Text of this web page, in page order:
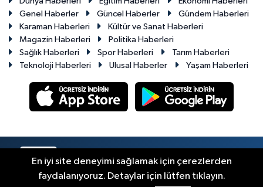
Genel Haberler
Güncel Haberler
Gündem Haberleri
Karaman Haberleri
Kültür ve Sanat Haberleri
Magazin Haberleri
Politika Haberleri
Sağlık Haberleri
Spor Haberleri
Tarım Haberleri
Teknoloji Haberleri
Ulusal Haberler Yaşam Haberleri
En iyi site deneyimi sağlamak için çerezlerden
faydalanıyoruz. Detaylar için lütfen tıklayın.